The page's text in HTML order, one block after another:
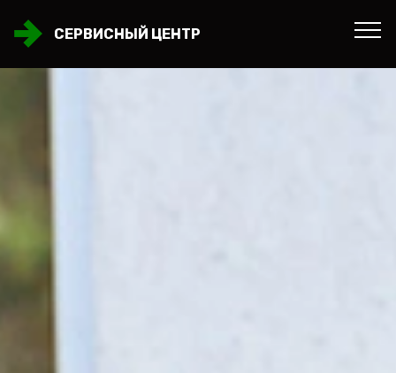
СЕРВИСНЫЙ ЦЕНТР